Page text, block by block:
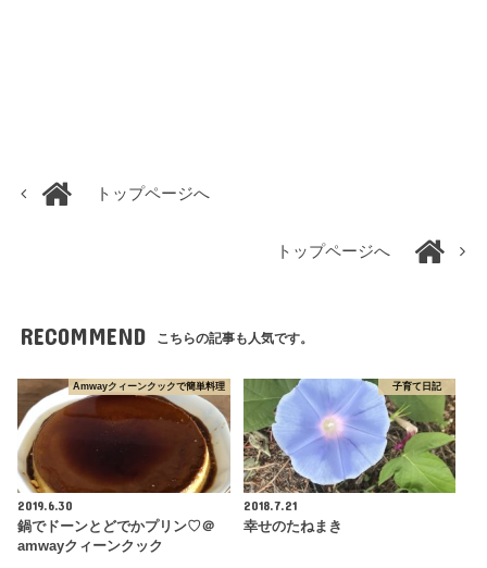
トップページへ
トップページへ
RECOMMEND こちらの記事も人気です。
Amwayクィーンクックで簡単料理
2019.6.30
鍋でドーンとどでかプリン♡＠
amwayクィーンクック
子育て日記
2018.7.21
幸せのたねまき